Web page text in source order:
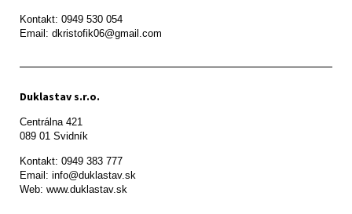
Kontakt: 0949 530 054
Email: dkristofik06@gmail.com
Duklastav s.r.o.
Centrálna 421
089 01 Svidník
Kontakt: 0949 383 777
Email: info@duklastav.sk
Web: www.duklastav.sk